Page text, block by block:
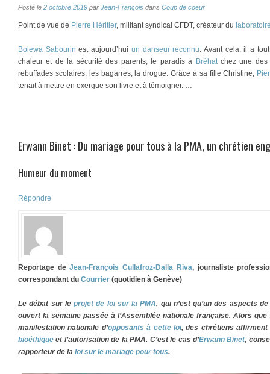
Posté le 2 octobre 2019 par Jean-François dans Coup de coeur
Point de vue de Pierre Héritier, militant syndical CFDT, créateur du
Bolewa Sabourinest aujourd’hui un danseur reconnu. Avant cela, il a
chaleur et de la sécurité des parents, le paradis à Bréhatchez une
rebuffades scolaires, les bagarres, la drogue. Grâce à sa fille Christine,
tenait à mettre en exergue son livre et à témoigner. …
Erwann Binet : Du mariage pour tous à la PMA, un chrétien
Humeur du moment
Répondre
Reportage deJean-François Cullafroz-Dalla Riva, journaliste
correspondant du Courrier (quotidien à Genève)
Le débat sur leprojet de loi sur la PMA, qui n’est qu’un des aspects
ouvert la semaine passée à l’Assemblée nationale française. Alors
manifestation nationale d’opposants à cette loi, des chrétiens
bioéthique et l’autorisation de la PMA. C’est le cas d’Erwann Binet,
rapporteur de la loi sur le mariage pour tous.